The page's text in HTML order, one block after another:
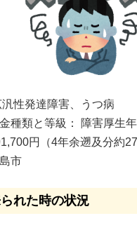
性発達障害、うつ病
種類と等級： 障害厚生
円（4年余遡及分約
市
れた時の状況